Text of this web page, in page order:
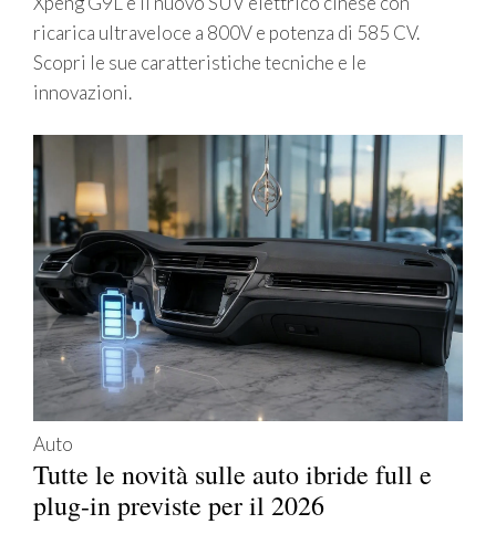
ricarica ultraveloce a 800V e potenza di 585 CV.
Scopri le sue caratteristiche tecniche e le
innovazioni.
Auto
Tutte le novità sulle auto ibride full e
plug-in previste per il 2026